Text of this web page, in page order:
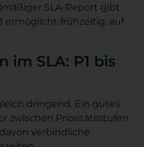
SLA-Report gibt
ermöglicht frühzeitig, auf
im SLA: P1 bis
dringend. Ein gutes
zwischen Prioritätsstufen
verbindliche